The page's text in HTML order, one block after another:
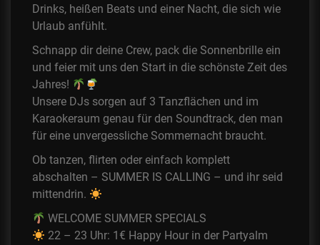
Drinks, heißen Beats und einer Nacht, die sich wie
Urlaub anfühlt.
Schnapp dir deine Crew, pack die Sonnenbrille ein
und feier mit uns den Start in die schönste Zeit des
Jahres!
Unsere DJs sorgen auf 3 Tanzflächen und im
Karaokeraum genau für den Soundtrack, den man
für eine unvergessliche Sommernacht braucht.
Ob tanzen, flirten oder einfach komplett
abschalten – SUMMER IS CALLING – und ihr seid
mittendrin.
WELCOME SUMMER SPECIALS
22 – 23 Uhr: 1€ Happy Hour in der Partyalm